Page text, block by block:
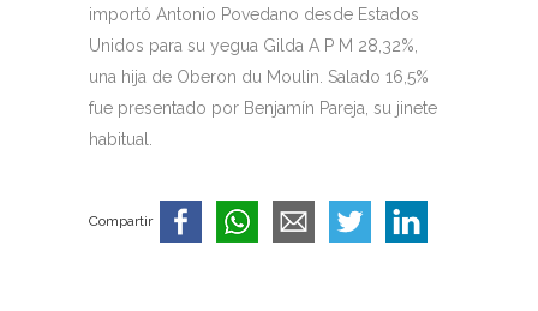
importó Antonio Povedano desde Estados
Unidos para su yegua Gilda A P M 28,32%,
una hija de Oberon du Moulin. Salado 16,5%
fue presentado por Benjamín Pareja, su jinete
habitual.
Compartir